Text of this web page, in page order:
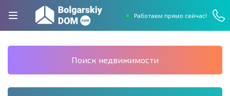
Работаем прямо сейчас!
Поиск недвижимости